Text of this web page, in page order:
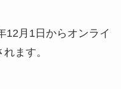
12月1日からオンライ
ます。